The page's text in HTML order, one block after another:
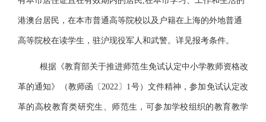
港澳台居民，在本市普通高等院校以及户籍在上海的外地普通
高等院校在读学生，驻沪现役军人和武警。详见报考条件。
根据《教育部关于推进师范生免试认定中小学教师资格改
革的通知》（教师函〔2022〕1号）文件精神，参加免试认定改
革的高校教育类研究生、师范生，可参加学校组织的教育教学